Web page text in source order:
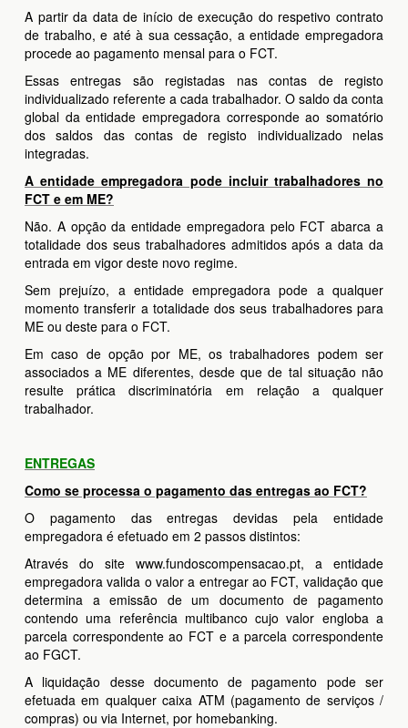
A partir da data de início de execução do respetivo contrato
de trabalho, e até à sua cessação, a entidade empregadora
procede ao pagamento mensal para o FCT.
Essas entregas são registadas nas contas de registo
individualizado referente a cada trabalhador. O saldo da conta
global da entidade empregadora corresponde ao somatório
dos saldos das contas de registo individualizado nelas
integradas.
A entidade empregadora pode incluir trabalhadores no
FCT e em ME?
Não. A opção da entidade empregadora pelo FCT abarca a
totalidade dos seus trabalhadores admitidos após a data da
entrada em vigor deste novo regime.
Sem prejuízo, a entidade empregadora pode a qualquer
momento transferir a totalidade dos seus trabalhadores para
ME ou deste para o FCT.
Em caso de opção por ME, os trabalhadores podem ser
associados a ME diferentes, desde que de tal situação não
resulte prática discriminatória em relação a qualquer
trabalhador.
ENTREGAS
Como se processa o pagamento das entregas ao FCT?
O pagamento das entregas devidas pela entidade
empregadora é efetuado em 2 passos distintos:
Através do site www.fundoscompensacao.pt, a entidade
empregadora valida o valor a entregar ao FCT, validação que
determina a emissão de um documento de pagamento
contendo uma referência multibanco cujo valor engloba a
parcela correspondente ao FCT e a parcela correspondente
ao FGCT.
A liquidação desse documento de pagamento pode ser
efetuada em qualquer caixa ATM (pagamento de serviços /
compras) ou via Internet, por homebanking.